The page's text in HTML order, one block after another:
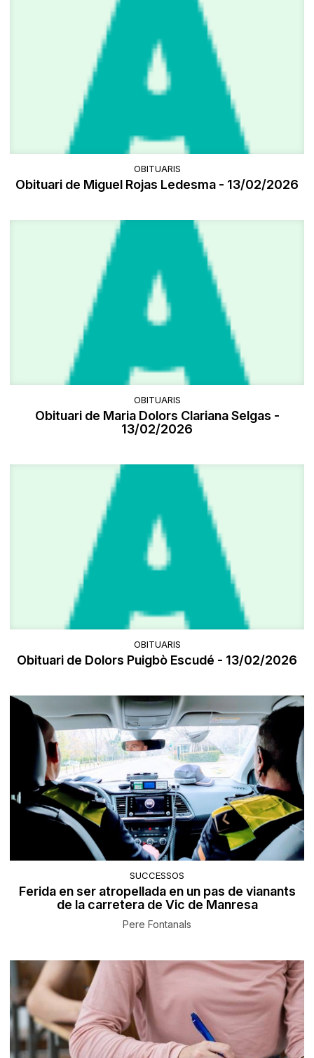
OBITUARIS
Obituari de Miguel Rojas Ledesma - 13/02/2026
OBITUARIS
Obituari de Maria Dolors Clariana Selgas -
13/02/2026
OBITUARIS
Obituari de Dolors Puigbò Escudé - 13/02/2026
SUCCESSOS
Ferida en ser atropellada en un pas de vianants
de la carretera de Vic de Manresa
Pere Fontanals